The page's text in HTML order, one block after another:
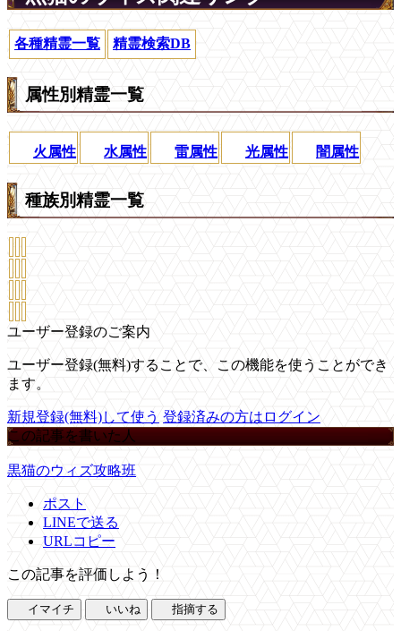
各種精霊一覧 精霊検索DB
属性別精霊一覧
火属性 水属性 雷属性 光属性 闇属性
種族別精霊一覧
ユーザー登録のご案内
ユーザー登録(無料)することで、この機能を使うことができ
ます。
新規登録(無料)して使う 登録済みの方はログイン
この記事を書いた人
黒猫のウィズ攻略班
ポスト
LINEで送る
URLコピー
この記事を評価しよう！
イマイチ いいね 指摘する